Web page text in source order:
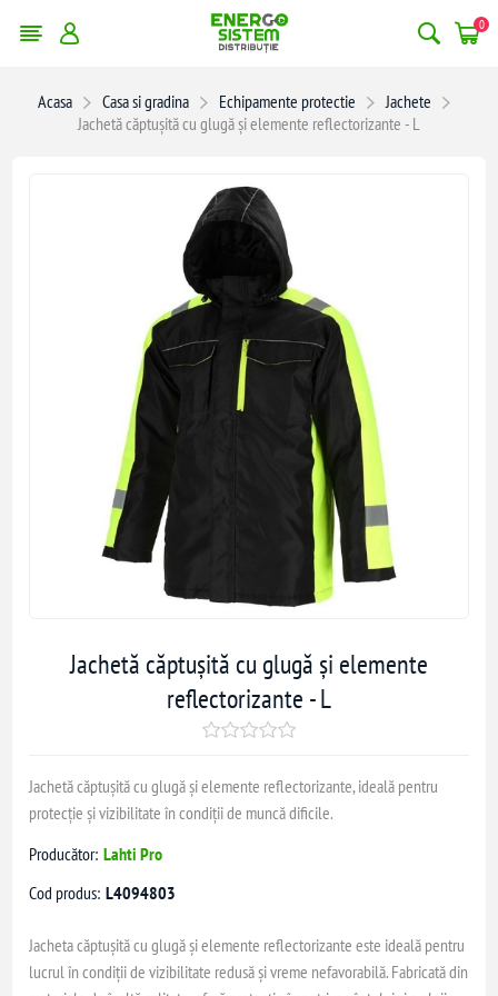
0
Acasa Casa si gradina Echipamente protectie
Jachete
Jachetă căptușită cu glugă și elemente reflectorizante - L
Jachetă căptușită cu glugă și elemente
reflectorizante - L
Jachetă căptușită cu glugă și elemente reflectorizante, ideală pentru
protecție și vizibilitate în condiții de muncă dificile.
Producător: Lahti Pro
Cod produs: L4094803
Jacheta căptușită cu glugă și elemente reflectorizante este ideală pentru
lucrul în condiții de vizibilitate redusă și vreme nefavorabilă. Fabricată din